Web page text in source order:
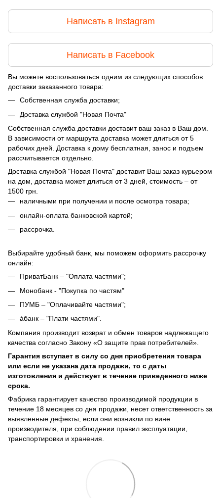
Написать в Instagram
Написать в Facebook
Вы можете воспользоваться одним из следующих способов
доставки заказанного товара:
Собственная служба доставки;
Доставка службой "Новая Почта"
Собственная служба доставки доставит ваш заказ в Ваш дом.
В зависимости от маршрута доставка может длиться от 5
рабочих дней. Доставка к дому бесплатная, занос и подъем
рассчитывается отдельно.
Доставка службой "Новая Почта" доставит Ваш заказ курьером
на дом, доставка может длиться от 3 дней, стоимость – от
1500 грн.
наличными при получении и после осмотра товара;
онлайн-оплата банковской картой;
рассрочка.
Выбирайте удобный банк, мы поможем оформить рассрочку
онлайн:
ПриватБанк – "Оплата частями";
Монобанк - "Покупка по частям"
ПУМБ – "Оплачивайте частями";
àбанк – "Плати частями".
Компания производит возврат и обмен товаров надлежащего
качества согласно Закону «О защите прав потребителей».
Гарантия вступает в силу со дня приобретения товара
или если не указана дата продажи, то с даты
изготовления и действует в течение приведенного ниже
срока.
Фабрика гарантирует качество производимой продукции в
течение 18 месяцев со дня продажи, несет ответственность за
выявленные дефекты, если они возникли по вине
производителя, при соблюдении правил эксплуатации,
транспортировки и хранения.